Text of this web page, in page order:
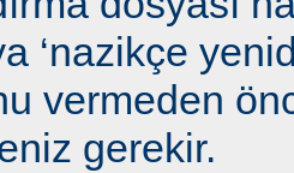
‘nazikçe
vermeden
gerekir.